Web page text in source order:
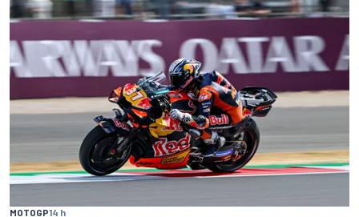
MOTOGP14 h